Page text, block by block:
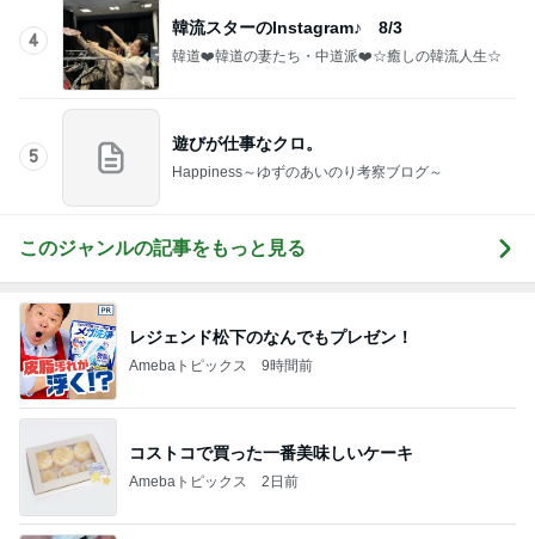
4
韓流スターのInstagram♪ 8/3
韓道❤️韓道の妻たち・中道派❤️☆癒しの韓流人生☆
5
遊びが仕事なクロ。
Happiness～ゆずのあいのり考察ブログ～
このジャンルの記事をもっと見る
レジェンド松下のなんでもプレゼン！
Amebaトピックス 9時間前
コストコで買った一番美味しいケーキ
Amebaトピックス 2日前